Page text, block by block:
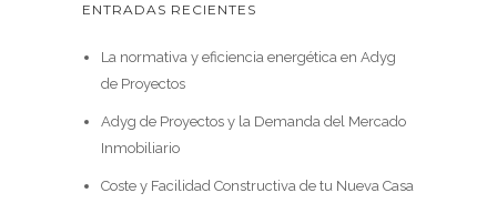
ENTRADAS RECIENTES
La normativa y eficiencia energética en Adyg
de Proyectos
Adyg de Proyectos y la Demanda del Mercado
Inmobiliario
Coste y Facilidad Constructiva de tu Nueva Casa